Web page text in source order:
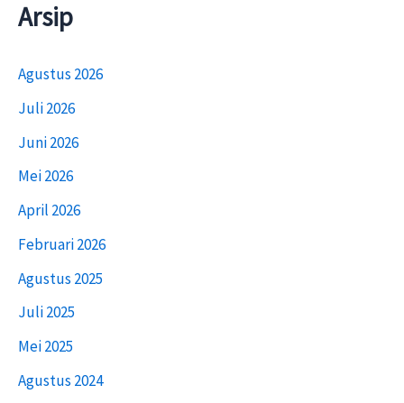
Arsip
Agustus 2026
Juli 2026
Juni 2026
Mei 2026
April 2026
Februari 2026
Agustus 2025
Juli 2025
Mei 2025
Agustus 2024